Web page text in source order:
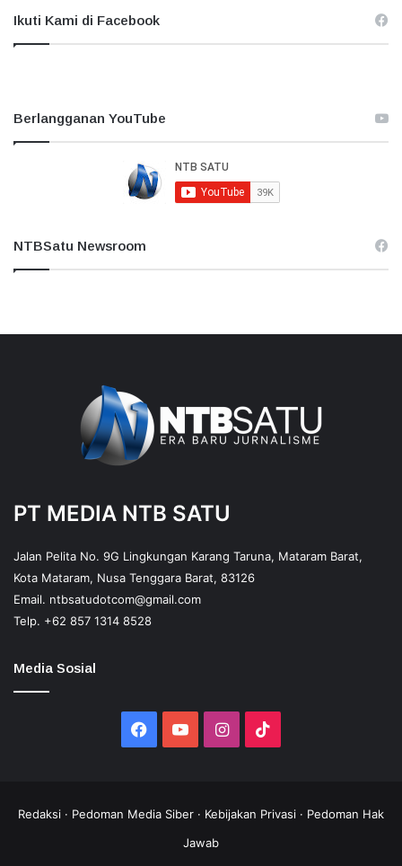
Ikuti Kami di Facebook
Berlangganan YouTube
NTBSatu Newsroom
PT MEDIA NTB SATU
Jalan Pelita No. 9G Lingkungan Karang Taruna, Mataram Barat,
Kota Mataram, Nusa Tenggara Barat, 83126
Email. ntbsatudotcom@gmail.com
Telp. +62 857 1314 8528
Media Sosial
Facebook
YouTubeInstagram
Redaksi · Pedoman Media Siber · Kebijakan Privasi · Pedoman Hak
Jawab